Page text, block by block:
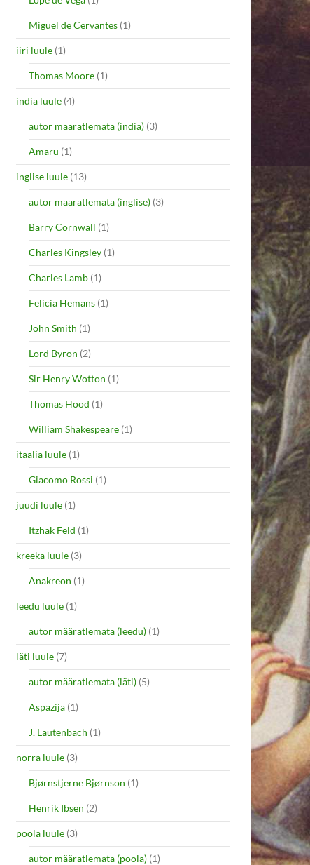
Miguel de Cervantes (1)
iiri luule (1)
Thomas Moore (1)
india luule (4)
autor määratlemata (india) (3)
Amaru (1)
inglise luule (13)
autor määratlemata (inglise) (3)
Barry Cornwall (1)
Charles Kingsley (1)
Charles Lamb (1)
Felicia Hemans (1)
John Smith (1)
Lord Byron (2)
Sir Henry Wotton (1)
Thomas Hood (1)
William Shakespeare (1)
itaalia luule (1)
Giacomo Rossi (1)
juudi luule (1)
Itzhak Feld (1)
kreeka luule (3)
Anakreon (1)
leedu luule (1)
autor määratlemata (leedu) (1)
läti luule (7)
autor määratlemata (läti) (5)
Aspazija (1)
J. Lautenbach (1)
norra luule (3)
Bjørnstjerne Bjørnson (1)
Henrik Ibsen (2)
poola luule (3)
autor määratlemata (poola) (1)